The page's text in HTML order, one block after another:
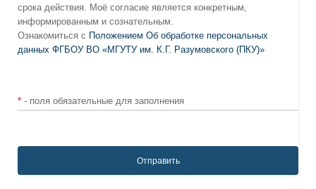
срока действия. Моё согласие является конкретным,
информированным и сознательным.
Ознакомиться с Положением Об обработке персональных
данных ФГБОУ ВО «МГУТУ им. К.Г. Разумовского (ПКУ)»
* - поля обязательные для заполнения